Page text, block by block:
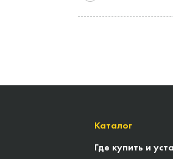
Каталог
Где купить и